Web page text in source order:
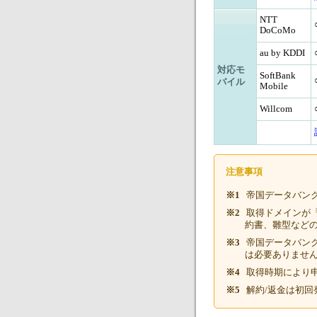
対応モ
バイル
NTT
DoCoMo
au by KDDI
SoftBank
Mobile
Willcom
注意事項
※1
帝国データバン
※2
取得ドメインが
約書、雛型など
※3
帝国データバン
は必要ありませ
※4
取得時期により
※5
解約/返金は初回